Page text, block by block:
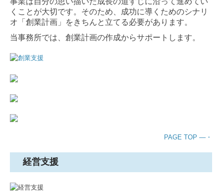
くことが大切です。そのため、成功に導くためのシナリ
オ「創業計画」をきちんと立てる必要があります。
当事務所では、創業計画の作成からサポートします。
PAGE TOP ―・
経営支援